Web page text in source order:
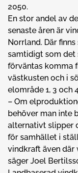
2050.
En stor andel av
senaste åren är
Norrland. Där
samtidigt som det
förväntas komma
västkusten och i
elområde 1, 3 och
– Om
behöver man inte
alternativt slipper
för samhället i
vindkraft även där
säger Joel